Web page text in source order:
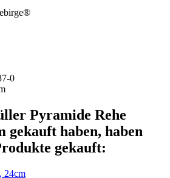
0
Pyramide Rehe
gekauft haben, haben
gekauft: